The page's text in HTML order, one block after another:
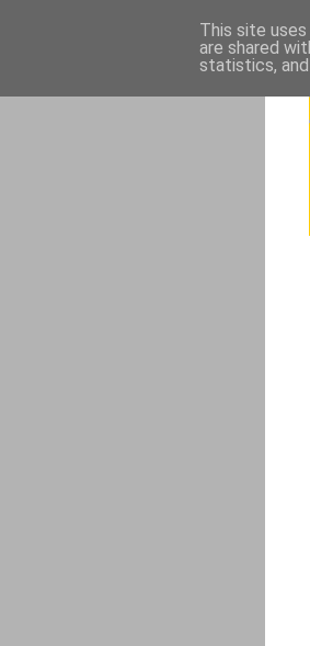
This site
are shared
statistics,